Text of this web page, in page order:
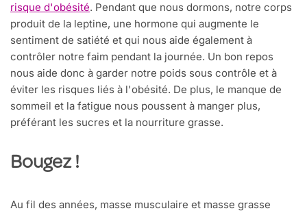
risque d'obésité. Pendant que nous dormons, notre corps
produit de la leptine, une hormone qui augmente le
sentiment de satiété et qui nous aide également à
contrôler notre faim pendant la journée. Un bon repos
nous aide donc à garder notre poids sous contrôle et à
éviter les risques liés à l'obésité. De plus, le manque de
sommeil et la fatigue nous poussent à manger plus,
préférant les sucres et la nourriture grasse.
Bougez !
Au fil des années, masse musculaire et masse grasse